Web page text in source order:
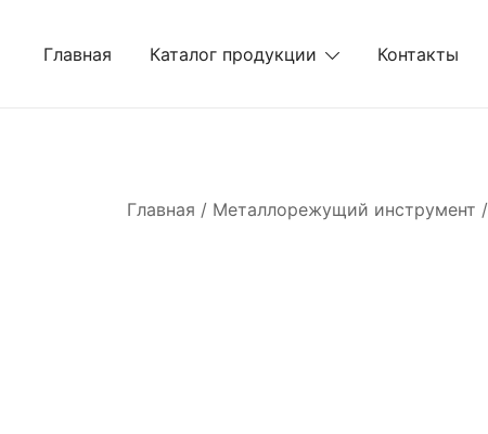
Главная Каталог продукции Контакты
Главная / Металлорежущий инструмент /